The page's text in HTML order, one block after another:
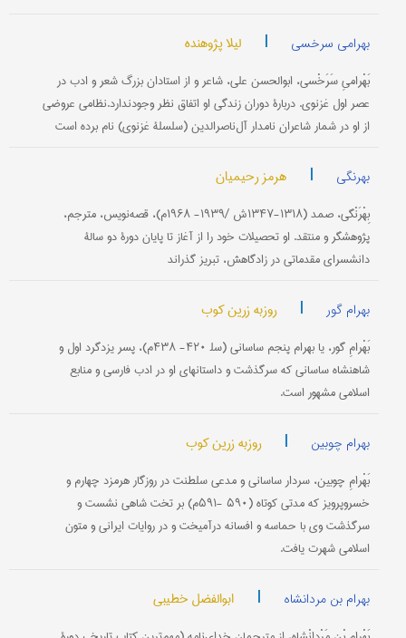
بهرامی سرخسی | لیلا پژوهنده
بَهْرامیِ سَرَخْسی‌، ابوالحسن‌ علی‌، شاعر و از استادان‌ بزرگ‌ شعر و ادب‌ در
عصر اول‌ غزنوی‌. دربارۀ دوران‌ زندگی‌ او اتفاق‌ نظر وجودندارد.نظامی‌ عروضی‌
از او در شمار شاعران ‌نامدار آل‌ناصرالدین‌ (سلسلۀ غزنوی‌) نام‌ برده‌ است‌
بهرنگی | هرمز رحیمیان
بِهْرَنْگی‌، صمد (۱۳۱۸-۱۳۴۷ش‌ /۱۹۳۹- ۱۹۶۸م‌)، قصه‌نویس‌، مترجم‌،
پژوهشگر و منتقد. او تحصیلات‌ خود را از آغاز تا پایان‌ دورۀ دو سالۀ
دانشسرای‌ مقدماتی‌ در زادگاهش‌، تبریز گذراند
بهرام گور | روزبه زرین کوب
بَهْرامِ گور، یا بهرام‌ پنجم‌ ساسانی‌ (سل‍ ۴۲۰- ۴۳۸م‌)، پسر یزدگرد اول‌ و
شاهنشاه‌ ساسانی‌ كه‌ سرگذشت‌ و داستانهای‌ او در ادب‌ فارسی‌ و منابع‌
اسلامی‌ مشهور است‌.
بهرام چوبین | روزبه زرین کوب
بَهْرامِ چوبین‌، سردار ساسانی‌ و مدعی‌ سلطنت‌ در روزگار هرمزد چهارم‌ و
خسروپرویز كه‌ مدتی‌ كوتاه‌ (۵۹۰ -۵۹۱م‌) بر تخت‌ شاهی‌ نشست‌ و
سرگذشت‌ وی‌ با حماسه‌ و افسانه‌ درآمیخت‌ و در روایات‌ ایرانی‌ و متون‌
اسلامی‌ شهرت‌ یافت‌.
بهرام بن مردانشاه | ابوالفضل خطیبی